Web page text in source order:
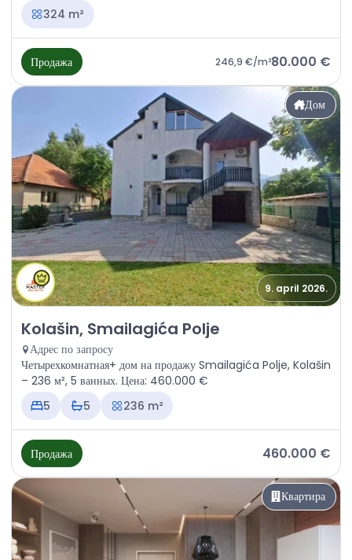
324 m²
Продажа 246,9 €/m²80.000 €
Дом
9. april 2026.
Продажа - Дом Kolašin, Smailagića Polje
Kolašin, Smailagića Polje
Адрес по запросу
Четырехкомнатная+ дом на продажу Smailagića Polje, Kolašin
– 236 м², 5 ванных. Цена: 460.000 €
5
5 236 m²
Продажа 460.000 €
Квартира